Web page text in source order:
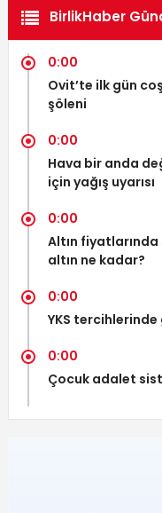
BirlikHaber
0:00
Ovit’te ilk gün
şöleni
0:00
Hava bir anda
için yağış uyarısı
0:00
Altın
altın ne kadar?
0:00
YKS tercihlerinde
0:00
Çocuk adalet